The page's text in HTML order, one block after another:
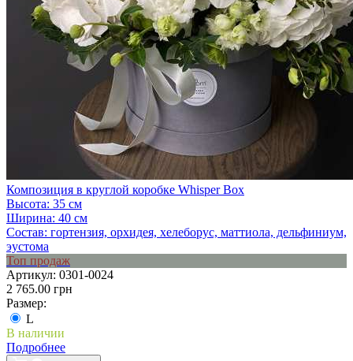
Композиция в круглой коробке Whisper Box
Высота: 35 см
Ширина: 40 см
Состав: гортензия, орхидея, хелеборус, маттиола, дельфиниум,
эустома
Топ продаж
Артикул: 0301-0024
2 765.00 грн
Размер:
L
В наличии
Подробнее